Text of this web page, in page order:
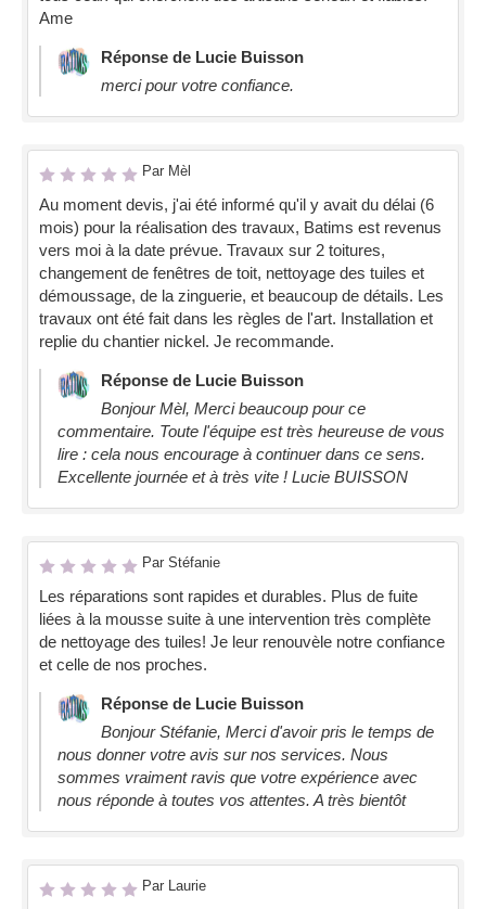
Ame
Réponse de Lucie Buisson
merci pour votre confiance.
Par Mèl
Au moment devis, j'ai été informé qu'il y avait du délai (6
mois) pour la réalisation des travaux, Batims est revenus
vers moi à la date prévue. Travaux sur 2 toitures,
changement de fenêtres de toit, nettoyage des tuiles et
démoussage, de la zinguerie, et beaucoup de détails. Les
travaux ont été fait dans les règles de l'art. Installation et
replie du chantier nickel. Je recommande.
Réponse de Lucie Buisson
Bonjour Mèl, Merci beaucoup pour ce
commentaire. Toute l'équipe est très heureuse de vous
lire : cela nous encourage à continuer dans ce sens.
Excellente journée et à très vite ! Lucie BUISSON
Par Stéfanie
Les réparations sont rapides et durables. Plus de fuite
liées à la mousse suite à une intervention très complète
de nettoyage des tuiles! Je leur renouvèle notre confiance
et celle de nos proches.
Réponse de Lucie Buisson
Bonjour Stéfanie, Merci d'avoir pris le temps de
nous donner votre avis sur nos services. Nous
sommes vraiment ravis que votre expérience avec
nous réponde à toutes vos attentes. A très bientôt
Par Laurie